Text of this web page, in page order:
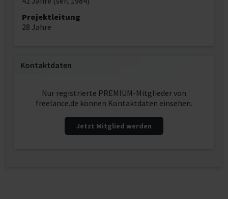
Projektleitung
28 Jahre
Kontaktdaten
Nur registrierte PREMIUM-Mitglieder von
freelance.de können Kontaktdaten einsehen.
Jetzt Mitglied werden